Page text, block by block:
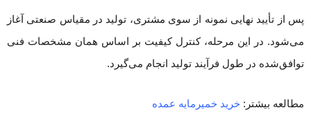
پس از تأیید نهایی نمونه از سوی مشتری، تولید در مقیاس صنعتی آغاز
می‌شود. در این مرحله، کنترل کیفیت بر اساس همان مشخصات فنی
توافق‌شده در طول فرآیند تولید انجام می‌گیرد.
مطالعه بیشتر: خرید خمیرمایه عمده